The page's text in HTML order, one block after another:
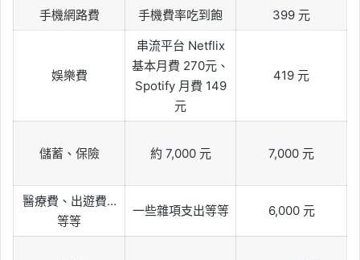
手機網路費 手機費率吃到飽 399 元
娛樂費
串流平台 Netflix
基本月費 270元、
Spotify 月費 149
元
419 元
儲蓄、保險 約 7,000 元 7,000 元
醫療費、出遊費…
等等
一些雜項支出等等 6,000 元